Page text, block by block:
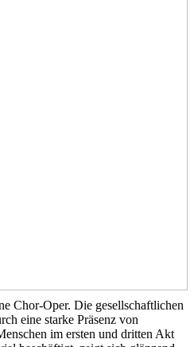
Chor-Oper. Die gesellschaftlichen
eine starke Präsenz von
im ersten und dritten Akt